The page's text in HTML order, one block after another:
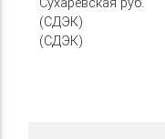
(СДЭК)
(СДЭК)